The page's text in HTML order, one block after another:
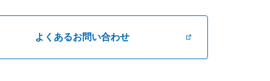
よくあるお問い合わせ